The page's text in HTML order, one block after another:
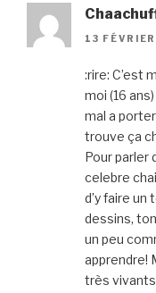
13
:rire: C’est
moi (16
mal a
trouve ça
Pour parler
celebre
d’y faire un
dessins,
un peu
apprendre!
très vivants